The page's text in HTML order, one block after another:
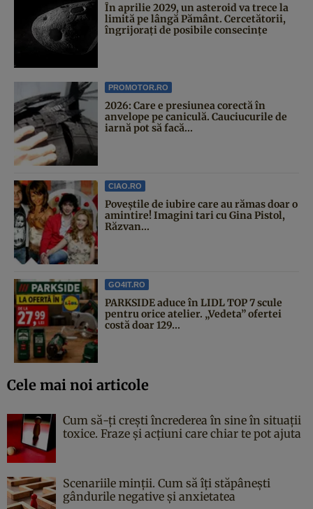
În aprilie 2029, un asteroid va trece la
limită pe lângă Pământ. Cercetătorii,
îngrijorați de posibile consecințe
PROMOTOR.RO
2026: Care e presiunea corectă în
anvelope pe caniculă. Cauciucurile de
iarnă pot să facă...
CIAO.RO
Poveştile de iubire care au rămas doar o
amintire! Imagini tari cu Gina Pistol,
Răzvan...
GO4IT.RO
PARKSIDE aduce în LIDL TOP 7 scule
pentru orice atelier. „Vedeta” ofertei
costă doar 129...
Cele mai noi articole
Cum să-ți crești încrederea în sine în situații
toxice. Fraze și acțiuni care chiar te pot ajuta
Scenariile minții. Cum să îți stăpânești
gândurile negative și anxietatea